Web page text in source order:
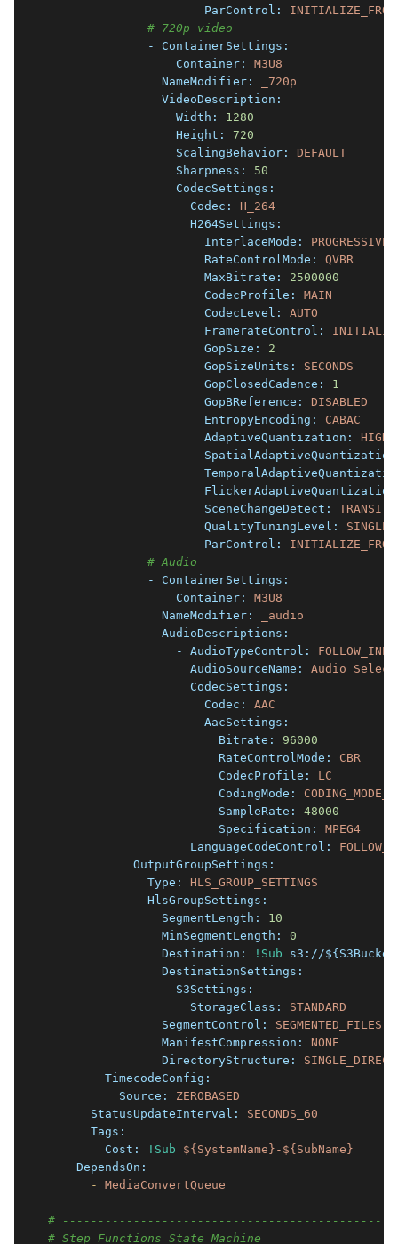
                      ParControl:
# 720p video
              - ContainerSettings:
                  Container:
M3U8
                NameModifier:
_720p
                VideoDescription:
                  Width:
1280
                  Height:
720
                  ScalingBehavior:
DEFAULT
                  Sharpness:
50
                  CodecSettings:
                    Codec:
H_264
                    H264Settings:
                      InterlaceMode:
PROGRESSIVE
                      RateControlMode:
QVBR
                      MaxBitrate:
2500000
                      CodecProfile:
MAIN
                      CodecLevel:
AUTO
                      FramerateControl:
                      GopSize:
2
                      GopSizeUnits:
SECONDS
                      GopClosedCadence:
1
                      GopBReference:
DISABLED
                      EntropyEncoding:
CABAC
                      AdaptiveQuantization:
HIGH
                      SceneChangeDetect:
                      QualityTuningLevel:
                      ParControl:
# Audio
              - ContainerSettings:
                  Container:
M3U8
                NameModifier:
_audio
                AudioDescriptions:
                  - AudioTypeControl:
                    AudioSourceName:
Audio
                    CodecSettings:
                      Codec:
AAC
                      AacSettings:
                        Bitrate:
96000
                        RateControlMode:
CBR
                        CodecProfile:
LC
                        CodingMode:
                        SampleRate:
48000
                        Specification:
MPEG4
                    LanguageCodeControl:
            OutputGroupSettings:
              Type:
HLS_GROUP_SETTINGS
              HlsGroupSettings:
                SegmentLength:
10
                MinSegmentLength:
0
                Destination:
!Sub
s3://
                DestinationSettings:
                  S3Settings:
                    StorageClass:
STANDARD
                SegmentControl:
SEGMENTED_FILES
                ManifestCompression:
NONE
                DirectoryStructure:
        TimecodeConfig:
          Source:
ZEROBASED
      StatusUpdateInterval:
SECONDS_60
      Tags:
        Cost:
!Sub
${SystemName}-${SubName}
    DependsOn:
      -
MediaConvertQueue
#
# Step Functions State Machine